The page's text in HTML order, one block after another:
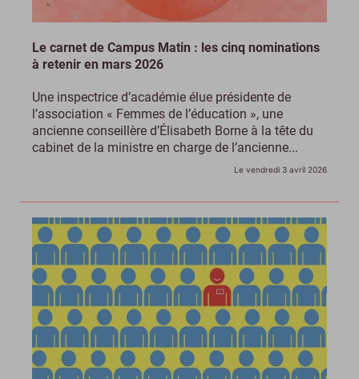
Le carnet de Campus Matin : les cinq nominations
à retenir en mars 2026
Une inspectrice d’académie élue présidente de
l’association « Femmes de l’éducation », une
ancienne conseillère d’Élisabeth Borne à la tête du
cabinet de la ministre en charge de l’ancienne...
Le vendredi 3 avril 2026